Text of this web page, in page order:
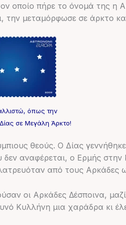
οποίο πήρε το όνομά της
την μεταμόρφωσε σε άρκτο
όπως την
σε Μεγάλη Άρκτο!
θεούς. Ο Δίας
αναφέρεται, ο Ερμής
από τους Αρκάδες
οι Αρκάδες Δέσποινα,
Κυλλήνη μια χαράδρα κι